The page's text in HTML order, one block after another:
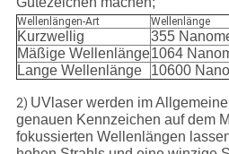
Wellenlängen-Art Wellenlänge
Kurzwellig 355
Mäßige Wellenlänge1064
Lange Wellenlänge
10600
2) UVlaser werden im
genauen Kennzeichen auf dem
fokussierten Wellenlängen